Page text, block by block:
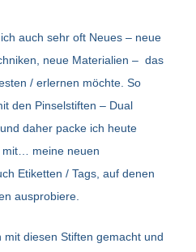
auch sehr oft Neues – neue
neue Materialien – das
/ erlernen möchte. So
den Pinselstiften – Dual
daher packe ich heute
mit… meine neuen
Etiketten / Tags, auf denen
ausprobiere.
mit diesen Stiften gemacht und